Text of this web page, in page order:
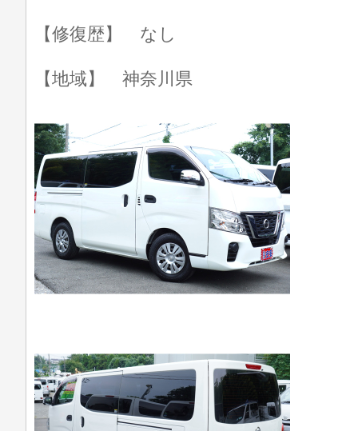
【修復歴】 なし
【地域】 神奈川県